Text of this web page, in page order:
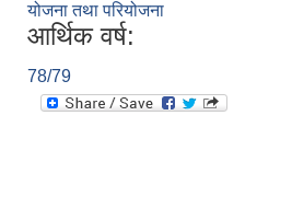
योजना तथा परियोजना
आर्थिक वर्ष:
78/79